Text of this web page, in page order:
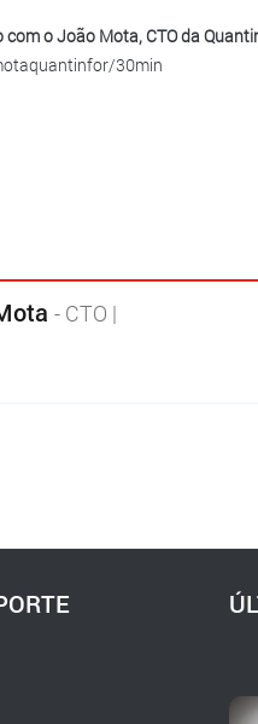
o João Mota, CTO da
30min
- CTO |